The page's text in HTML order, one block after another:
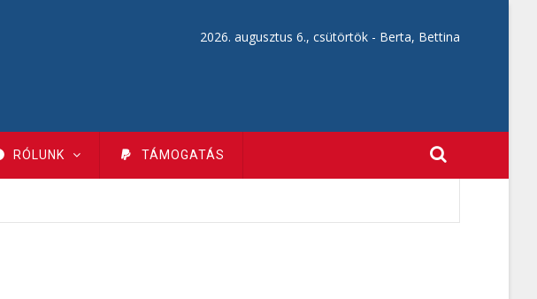
2026. augusztus 6., csütörtök - Berta, Bettina
RÓLUNK TÁMOGATÁS